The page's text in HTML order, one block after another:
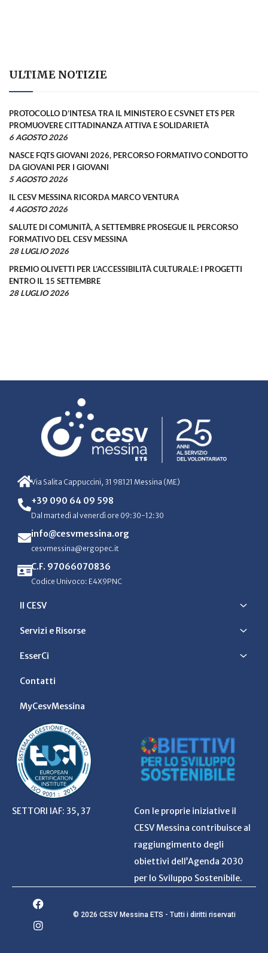
ULTIME NOTIZIE
PROTOCOLLO D’INTESA TRA IL MINISTERO E CSVNET ETS PER
PROMUOVERE CITTADINANZA ATTIVA E SOLIDARIETÀ
6 AGOSTO 2026
NASCE FQTS GIOVANI 2026, PERCORSO FORMATIVO CONDOTTO
DA GIOVANI PER I GIOVANI
5 AGOSTO 2026
IL CESV MESSINA RICORDA MARCO VENTURA
4 AGOSTO 2026
SALUTE DI COMUNITÀ, A SETTEMBRE PROSEGUE IL PERCORSO
FORMATIVO DEL CESV MESSINA
28 LUGLIO 2026
PREMIO OLIVETTI PER L’ACCESSIBILITÀ CULTURALE: I PROGETTI
ENTRO IL 15 SETTEMBRE
28 LUGLIO 2026
Via Salita Cappuccini, 31 98121 Messina (ME)
+39 090 64 09 598
Dal martedì al venerdì ore 09:30-12:30
info@cesvmessina.org
cesvmessina@ergopec.it
C.F. 97066070836
Codice Univoco: E4X9PNC
Il CESV
Servizi e Risorse
EsserCi
Contatti
MyCesvMessina
SETTORI IAF: 35, 37
Con le proprie iniziative il
CESV Messina contribuisce al
raggiungimento degli
obiettivi dell’Agenda 2030
per lo Sviluppo Sostenibile.
© 2026 CESV Messina ETS - Tutti i diritti riservati